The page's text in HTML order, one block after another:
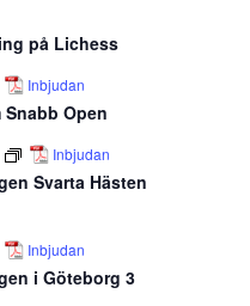
på Lichess
Inbjudan
Open
Inbjudan
Svarta Hästen
Inbjudan
i Göteborg 3